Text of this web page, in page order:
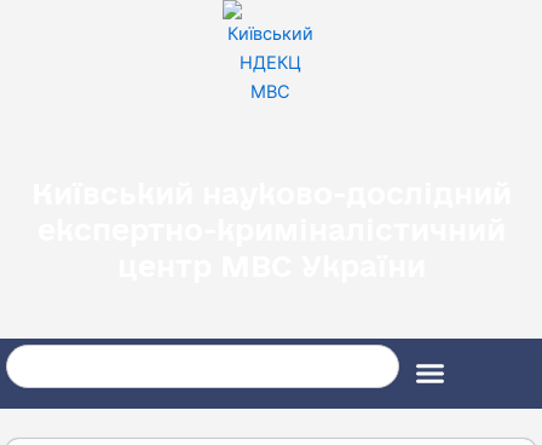
Search